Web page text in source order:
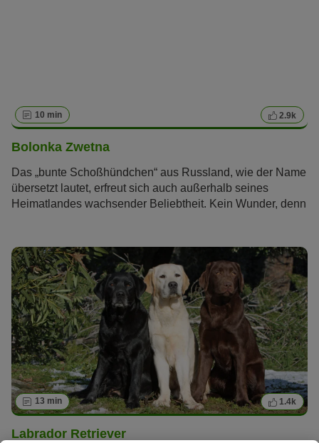
10 min 2.9k
Bolonka Zwetna
Das „bunte Schoßhündchen“ aus Russland, wie der Name
übersetzt lautet, erfreut sich auch außerhalb seines
Heimatlandes wachsender Beliebtheit. Kein Wunder, denn
unkomplizierten Charakter seinen Besitzern viel Freude
bereitet.
13 min 1.4k
Labrador Retriever